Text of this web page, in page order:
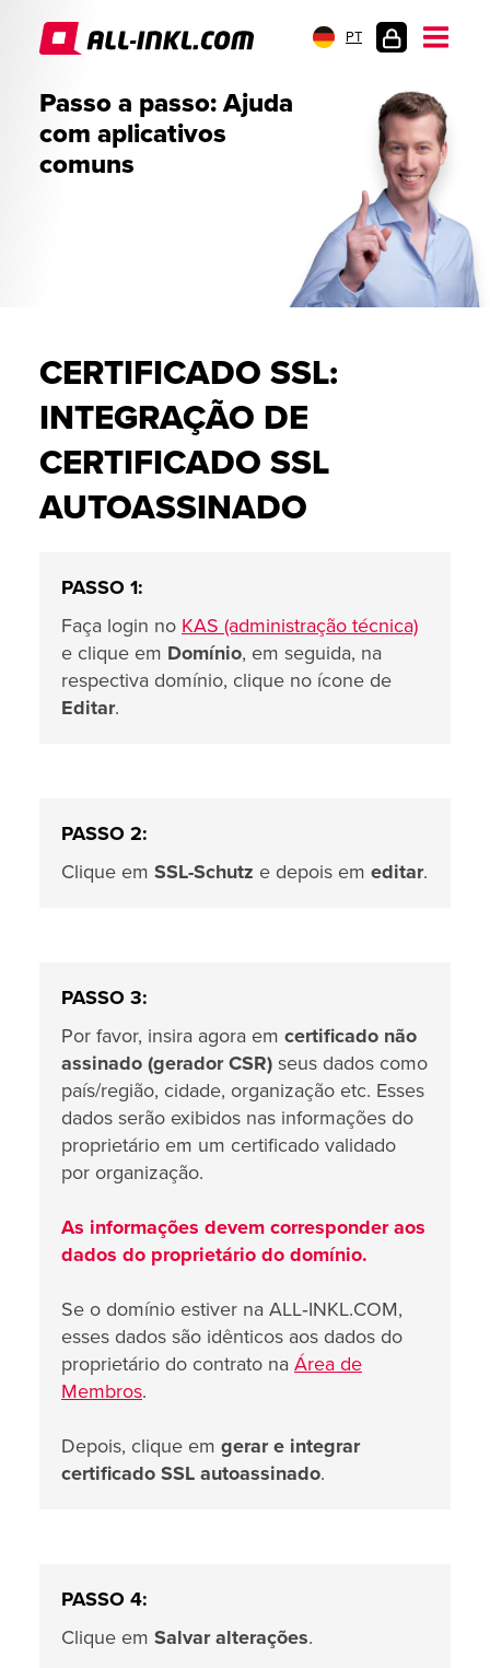
PT
DO
CLIENTE
Passo a passo: Ajuda
com aplicativos
comuns
CERTIFICADO SSL:
INTEGRAÇÃO DE
CERTIFICADO SSL
AUTOASSINADO
PASSO 1:
Faça login no KAS (administração técnica)
e clique em Domínio, em seguida, na
respectiva domínio, clique no ícone de
Editar.
PASSO 2:
Clique em SSL-Schutz e depois em editar.
PASSO 3:
Por favor, insira agora em certificado não
assinado (gerador CSR) seus dados como
país/região, cidade, organização etc. Esses
dados serão exibidos nas informações do
proprietário em um certificado validado
por organização.
As informações devem corresponder aos
dados do proprietário do domínio.
Se o domínio estiver na ALL‑INKL.COM,
esses dados são idênticos aos dados do
proprietário do contrato na Área de
Membros.
Depois, clique em gerar e integrar
certificado SSL autoassinado.
PASSO 4:
Clique em Salvar alterações.